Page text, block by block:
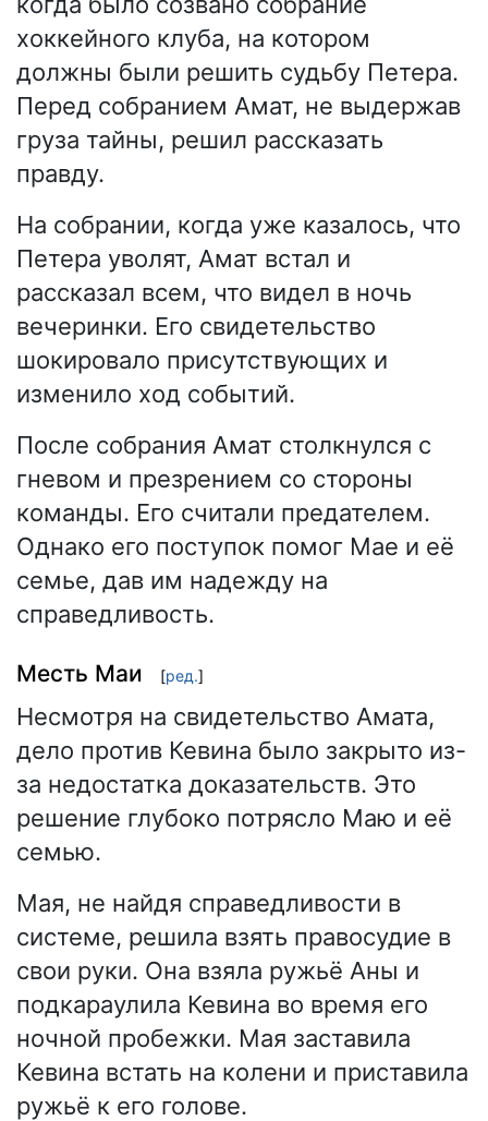
хоккейного клуба, на котором
должны были решить судьбу Петера.
Перед собранием Амат, не выдержав
груза тайны, решил рассказать
правду.
На собрании, когда уже казалось, что
Петера уволят, Амат встал и
рассказал всем, что видел в ночь
вечеринки. Его свидетельство
шокировало присутствующих и
изменило ход событий.
После собрания Амат столкнулся с
гневом и презрением со стороны
команды. Его считали предателем.
Однако его поступок помог Мае и её
семье, дав им надежду на
справедливость.
Месть Маи [ред.]
Несмотря на свидетельство Амата,
дело против Кевина было закрыто из-
за недостатка доказательств. Это
решение глубоко потрясло Маю и её
семью.
Мая, не найдя справедливости в
системе, решила взять правосудие в
свои руки. Она взяла ружьё Аны и
подкараулила Кевина во время его
ночной пробежки. Мая заставила
Кевина встать на колени и приставила
ружьё к его голове.